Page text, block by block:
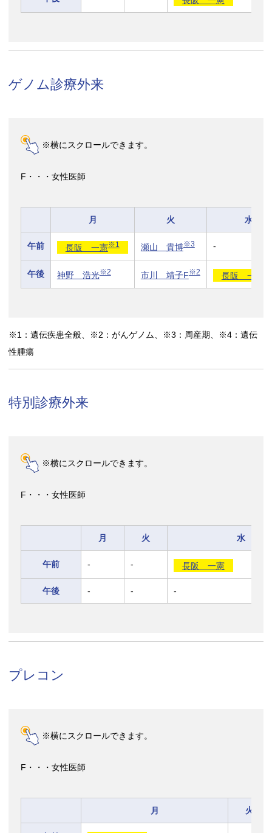
ゲノム診療外来
※横にスクロールできます。
F・・・女性医師
月 火 水
午前 長阪 一憲※1 瀬山 貴博※3 -
午後 神野 浩光※2 市川 靖子F※2 長阪 一憲
※1：遺伝疾患全般、※2：がんゲノム、※3：周産期、※4：遺伝
性腫瘍
特別診療外来
※横にスクロールできます。
F・・・女性医師
月 火 水
午前 - - 長阪 一憲
午後 - - -
プレコン
※横にスクロールできます。
F・・・女性医師
月 火